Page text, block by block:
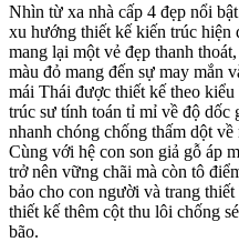
Nhìn từ xa nhà cấp 4 đẹp nổi
xu hướng thiết kế kiến trúc hiện
mang lại một vẻ đẹp thanh
màu đỏ mang đến sự may mắn
mái Thái được thiết kế theo
trúc sư tính toán tỉ mỉ về độ dốc
nhanh chóng chống thấm dột
Cùng với hệ con son giả gỗ áp
trở nên vững chãi mà còn tô
bảo cho con người và trang
thiết kế thêm cột thu lôi chống
bão.